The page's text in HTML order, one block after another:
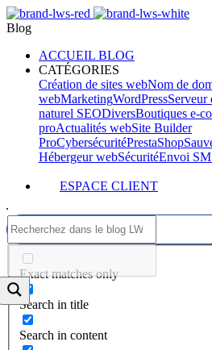
Blog
ACCUEIL BLOG
CATÉGORIES
Création de sites webNom de
webMarketingWordPressServeur
naturel SEODiversBoutiques e-
proActualités webSite Builder
ProCybersécuritéPrestaShop
Hébergeur webSécuritéEnvoi
ESPACE CLIENT
Exact matches only
Search in title
Search in content